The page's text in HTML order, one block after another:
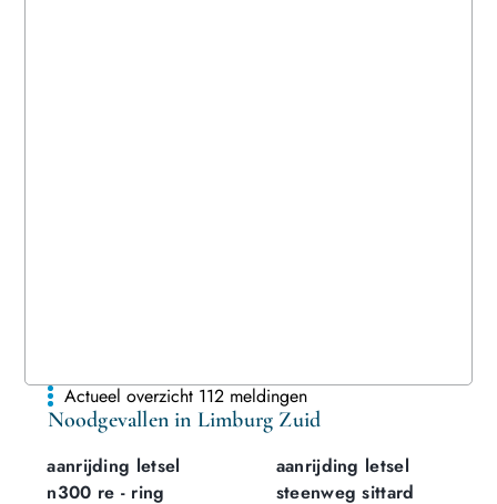
Actueel overzicht 112 meldingen
Noodgevallen in Limburg Zuid
aanrijding letsel
n300 re - ring
aanrijding letsel
steenweg sittard